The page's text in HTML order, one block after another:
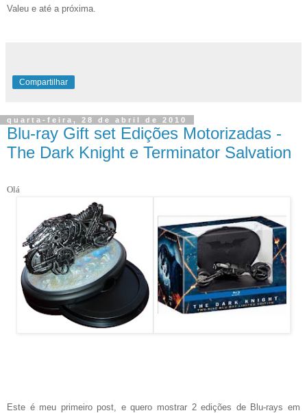
Valeu e até a próxima.
Compartilhar
quarta-feira, 28 de abril de 2010
Blu-ray Gift set Edições Motorizadas -
The Dark Knight e Terminator Salvation
Olá
Este é meu primeiro post, e quero mostrar 2 edições de Blu-rays em